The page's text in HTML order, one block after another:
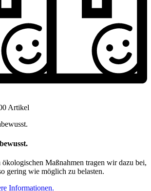
Artikel
Maßnahmen tragen wir dazu bei,
gering wie möglich zu belasten.
Informationen.